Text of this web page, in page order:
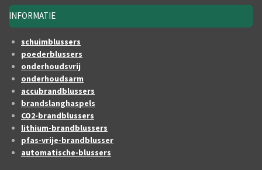
INFORMATIE
schuimblussers
poederblussers
onderhoudsvrij
onderhoudsarm
accubrandblussers
brandslanghaspels
CO2-brandblussers
lithium-brandblussers
pfas-vrije-brandblusser
automatische-blussers